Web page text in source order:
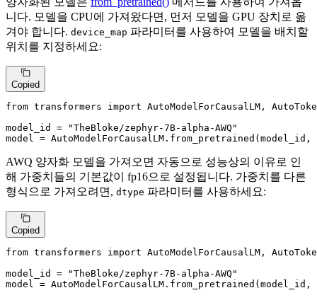
니다. 모델을 CPU에 가져왔다면, 먼저 모델을 GPU 장치로 옮
겨야 합니다. device_map 파라미터를 사용하여 모델을 배치할
위치를 지정하세요:
Copied
from transformers import AutoModelForCausalLM,
model_id =
"TheBloke/zephyr-7B-alpha-AWQ"
model = AutoModelForCausalLM.from_pretrained(model_id,
AWQ 양자화 모델을 가져오면 자동으로 성능상의 이유로 인
해 가중치들의 기본값이 fp16으로 설정됩니다. 가중치를 다른
형식으로 가져오려면, dtype 파라미터를 사용하세요:
Copied
from transformers import AutoModelForCausalLM,
model_id =
"TheBloke/zephyr-7B-alpha-AWQ"
model =